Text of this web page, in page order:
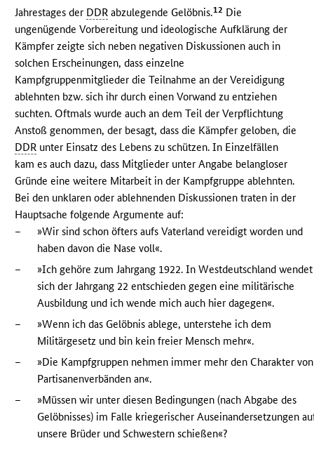
Jahrestages der DDR abzulegende Gelöbnis.12 Die
ungenügende Vorbereitung und ideologische Aufklärung der
Kämpfer zeigte sich neben negativen Diskussionen auch in
solchen Erscheinungen, dass einzelne
Kampfgruppenmitglieder die Teilnahme an der Vereidigung
ablehnten bzw. sich ihr durch einen Vorwand zu entziehen
suchten. Oftmals wurde auch an dem Teil der Verpflichtung
Anstoß genommen, der besagt, dass die Kämpfer geloben, die
DDR unter Einsatz des Lebens zu schützen. In Einzelfällen
kam es auch dazu, dass Mitglieder unter Angabe belangloser
Gründe eine weitere Mitarbeit in der Kampfgruppe ablehnten.
Bei den unklaren oder ablehnenden Diskussionen traten in der
Hauptsache folgende Argumente auf:
–
»Wir sind schon öfters aufs Vaterland vereidigt worden und
haben davon die Nase voll«.
–
»Ich gehöre zum Jahrgang 1922. In Westdeutschland wendet
sich der Jahrgang 22 entschieden gegen eine militärische
Ausbildung und ich wende mich auch hier dagegen«.
–
»Wenn ich das Gelöbnis ablege, unterstehe ich dem
Militärgesetz und bin kein freier Mensch mehr«.
–
»Die Kampfgruppen nehmen immer mehr den Charakter von
Partisanenverbänden an«.
–
»Müssen wir unter diesen Bedingungen (nach Abgabe des
Gelöbnisses) im Falle kriegerischer Auseinandersetzungen
unsere Brüder und Schwestern schießen«?